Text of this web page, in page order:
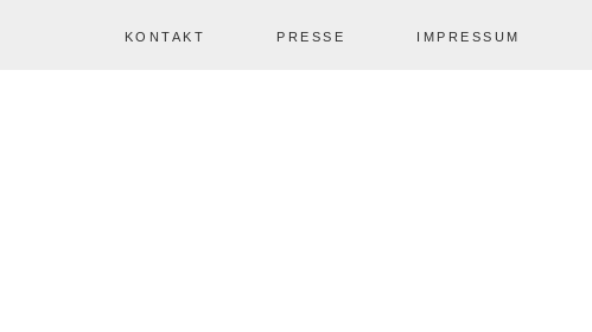
KONTAKT PRESSE IMPRESSUM